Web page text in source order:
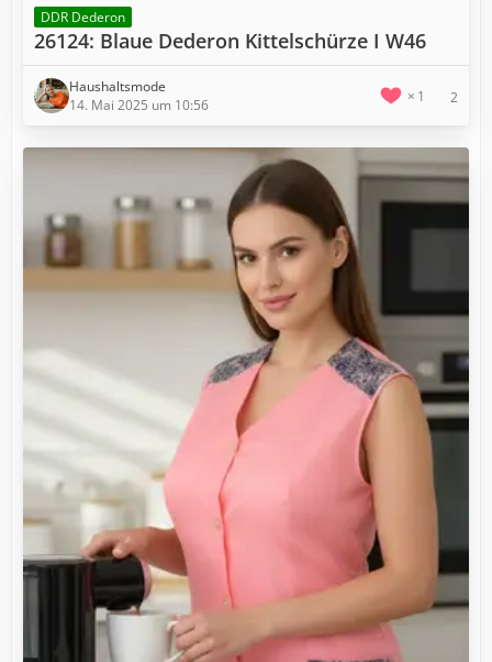
DDR Dederon
26124: Blaue Dederon Kittelschürze I W46
Haushaltsmode
14. Mai 2025 um 10:56
1 2